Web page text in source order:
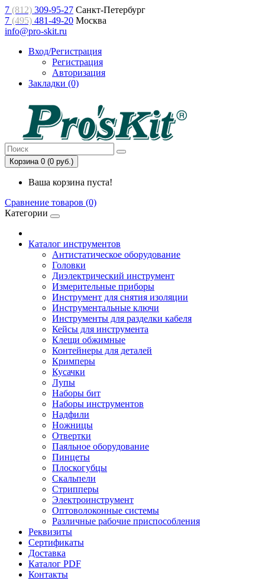
7 (812) 309-95-27 Санкт-Петербург
7 (495) 481-49-20 Москва
info@pro-skit.ru
Вход/Регистрация
Регистрация
Авторизация
Закладки (0)
Корзина 0 (0 руб.)
Ваша корзина пуста!
Сравнение товаров (0)
Категории
Каталог инструментов
Антистатическое оборудование
Головки
Диэлектрический инструмент
Измерительные приборы
Инструмент для снятия изоляции
Инструментальные ключи
Инструменты для разделки кабеля
Кейсы для инструмента
Клещи обжимные
Контейнеры для деталей
Кримперы
Кусачки
Лупы
Наборы бит
Наборы инструментов
Надфили
Ножницы
Отвертки
Паяльное оборудование
Пинцеты
Плоскогубцы
Скальпели
Стрипперы
Электроинструмент
Оптоволоконные системы
Различные рабочие приспособления
Реквизиты
Сертификаты
Доставка
Каталог PDF
Контакты